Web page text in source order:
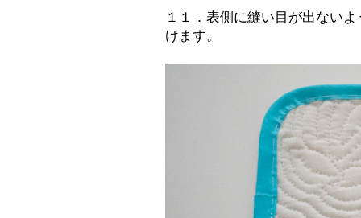
１１．表側に縫い目が出ない
けます。